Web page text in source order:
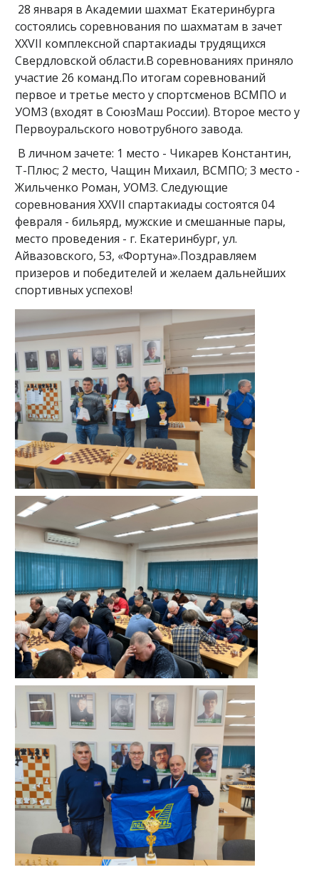
28 января в Академии шахмат Екатеринбурга
состоялись соревнования по шахматам в зачет
XXVII комплексной спартакиады трудящихся
Свердловской области.В соревнованиях приняло
участие 26 команд.По итогам соревнований
первое и третье место у спортсменов ВСМПО и
УОМЗ (входят в СоюзМаш России). Второе место у
Первоуральского новотрубного завода.
В личном зачете: 1 место - Чикарев Константин,
Т-Плюс; 2 место, Чащин Михаил, ВСМПО; 3 место -
Жильченко Роман, УОМЗ. Следующие
соревнования XXVII спартакиады состоятся 04
февраля - бильярд, мужские и смешанные пары,
место проведения - г. Екатеринбург, ул.
Айвазовского, 53, «Фортуна».Поздравляем
призеров и победителей и желаем дальнейших
спортивных успехов!